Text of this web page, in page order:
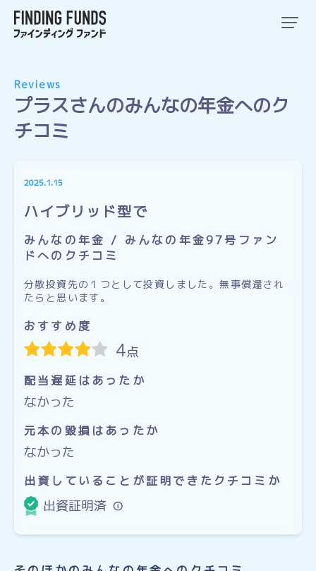
Reviews
プラスさんのみんなの年金へのク
チコミ
2025.1.15
ハイブリッド型で
みんなの年金 / みんなの年金97号ファン
ドへのクチコミ
分散投資先の１つとして投資しました。無事償還され
たらと思います。
おすすめ度
4点
配当遅延はあったか
なかった
元本の毀損はあったか
なかった
出資していることが証明できたクチコミか
出資証明済